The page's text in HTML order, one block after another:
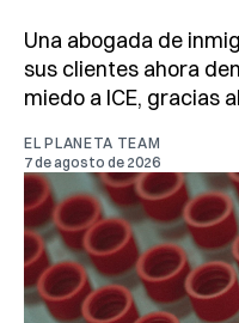
Una abogada de
sus clientes ahora
miedo a ICE, gracias
EL PLANETA TEAM
7 de agosto de 2026